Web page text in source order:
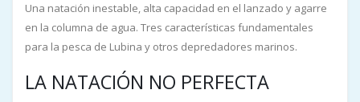
Una natación inestable, alta capacidad en el lanzado y agarre
en la columna de agua. Tres características fundamentales
para la pesca de Lubina y otros depredadores marinos.
LA NATACIÓN NO PERFECTA